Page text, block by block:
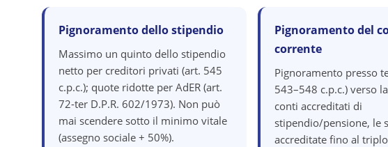
Pignoramento dello stipendio
Massimo un quinto dello stipendio
netto per creditori privati (art. 545
c.p.c.); quote ridotte per AdER (art.
72-ter D.P.R. 602/1973). Non può
mai scendere sotto il minimo vitale
(assegno sociale + 50%).
Pignoramento del
corrente
Pignoramento presso
543–548 c.p.c.) verso
conti accreditati di
stipendio/pensione, le
accreditate fino al triplo